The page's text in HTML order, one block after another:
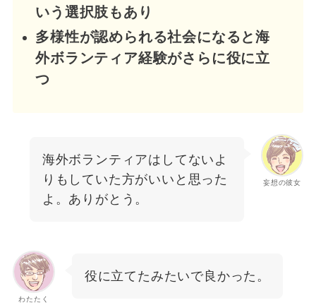
いう選択肢もあり
多様性が認められる社会になると海
外ボランティア経験がさらに役に立
つ
妄想の彼女
海外ボランティアはしてないよ
りもしていた方がいいと思った
よ。ありがとう。
わたたく
役に立てたみたいで良かった。